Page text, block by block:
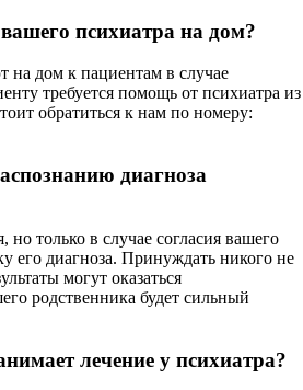
психиатра на дом?
на дом к пациентам в случае
требуется помощь от психиатра из
обратиться к нам по номеру:
диагноза
но только в случае согласия вашего
его диагноза. Принуждать никого не
могут оказаться
родственника будет сильный
лечение у психиатра?